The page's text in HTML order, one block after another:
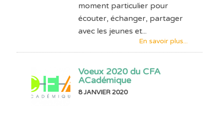
moment particulier pour
écouter, échanger, partager
avec les jeunes et...
En savoir plus...
Voeux 2020 du CFA
ACadémique
8 JANVIER 2020